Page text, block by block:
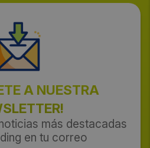
A NUESTRA
más destacadas
en tu correo